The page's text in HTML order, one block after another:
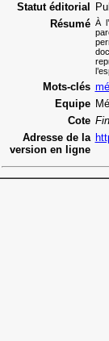
Statut éditorial
Résumé À
Mots-clés
Equipe
Cote
Adresse de la
version en ligne